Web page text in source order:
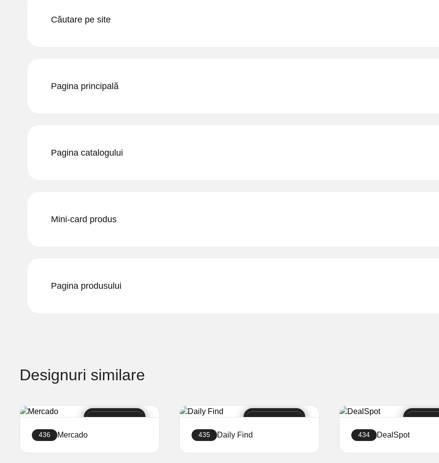
Căutare pe site
Pagina principală
Pagina catalogului
Mini-card produs
Pagina produsului
Designuri similare
436 Mercado 435 Daily Find 434 DealSpot